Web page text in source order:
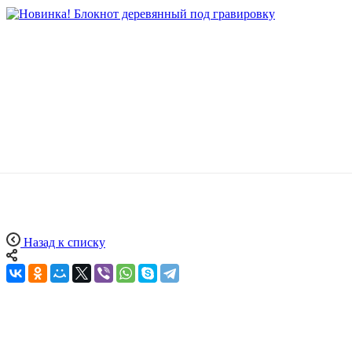
Назад к списку